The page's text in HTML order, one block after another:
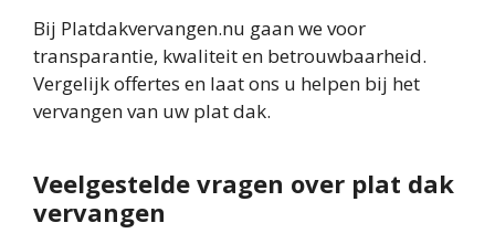
Bij Platdakvervangen.nu gaan we voor
transparantie, kwaliteit en betrouwbaarheid.
Vergelijk offertes en laat ons u helpen bij het
vervangen van uw plat dak.
Veelgestelde vragen over plat dak
vervangen